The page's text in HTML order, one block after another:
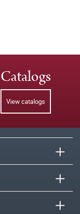
Catalogs
View catalogs